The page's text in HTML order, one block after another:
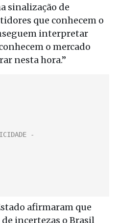
sinalização de
que conhecem o
interpretar
o mercado
nesta hora.”
afirmaram que
incertezas o Brasil